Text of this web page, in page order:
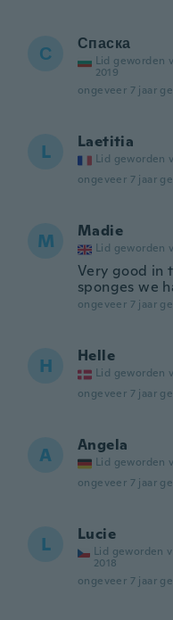
С Спаска
Lid geworden
2019
ongeveer 7 jaar
L Laetitia
Lid geworden
ongeveer 7 jaar
M Madie
Lid geworden
Very good in
sponges we
ongeveer 7 jaar
H Helle
Lid geworden
ongeveer 7 jaar
A Angela
Lid geworden
ongeveer 7 jaar
L Lucie
Lid geworden
2018
ongeveer 7 jaar